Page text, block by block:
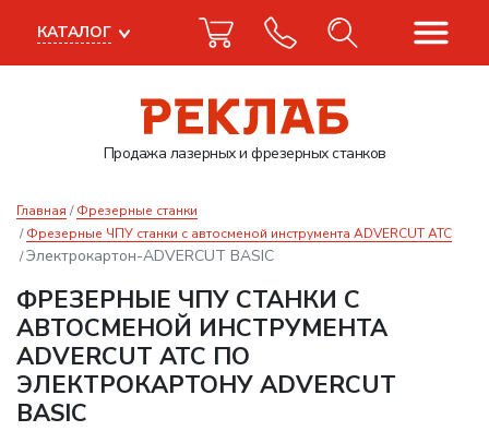
Продажа лазерныхи фрезерных станков
КАТАЛОГ
Главная
Фрезерные станки
Фрезерные ЧПУ станки с автосменой инструмента ADVERCUT ATC
Электрокартон-ADVERCUT BASIC
ФРЕЗЕРНЫЕ ЧПУ СТАНКИ С
АВТОСМЕНОЙ ИНСТРУМЕНТА
ADVERCUT ATC ПО
ЭЛЕКТРОКАРТОНУ ADVERCUT
BASIC